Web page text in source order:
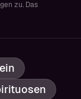
zu. Das